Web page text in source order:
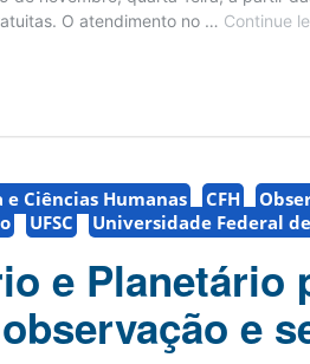
Ciências Humanas CFH
UFSC Universidade Federal
e Planetário
e